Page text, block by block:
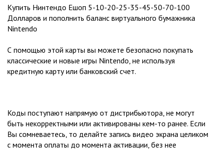
Купить Нинтендо Ешоп 5-10-20-25-35-45-50-70-100
Долларов и пополнить баланс виртуального бумажника
Nintendo
С помощью этой карты вы можете безопасно покупать
классические и новые игры Nintendo, не используя
кредитную карту или банковский счет.
Коды поступают напрямую от дистрибьютора, не могут
быть некорректными или активированы кем-то ранее. Если
Вы сомневаетесь, то делайте запись видео экрана целиком
с момента оплаты до момента активации, без нее